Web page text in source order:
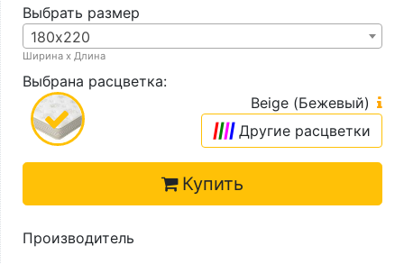
Выбрать размер
180х220
Ширина х Длина
Выбрана расцветка:
Beige (Бежевый)
|||| Другие расцветки
Купить
Производитель